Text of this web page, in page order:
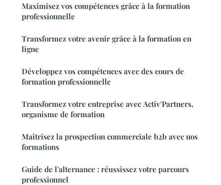
Maximisez vos compétences grâce à la formation
professionnelle
Transformez votre avenir grâce à la formation en
ligne
Développez vos compétences avec des cours de
formation professionnelle
Transformez votre entreprise avec Activ'Partners,
organisme de formation
Maîtrisez la prospection commerciale b2b avec nos
formations
Guide de l'alternance : réussissez votre parcours
professionnel